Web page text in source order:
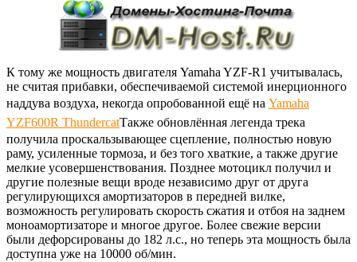
К тому же мощность двигателя Yamaha YZF-R1 учитывалась,
не считая прибавки, обеспечиваемой системой инерционного
наддува воздуха, некогда опробованной ещё на Yamaha
YZF600R ThundercatТакже обновлённая легенда трека
получила проскальзывающее сцепление, полностью новую
раму, усиленные тормоза, и без того хваткие, а также другие
мелкие усовершенствования. Позднее мотоцикл получил и
другие полезные вещи вроде независимо друг от друга
регулирующихся амортизаторов в передней вилке,
возможность регулировать скорость сжатия и отбоя на заднем
моноамортизаторе и многое другое. Более свежие версии
были дефорсированы до 182 л.с., но теперь эта мощность была
доступна уже на 10000 об/мин.